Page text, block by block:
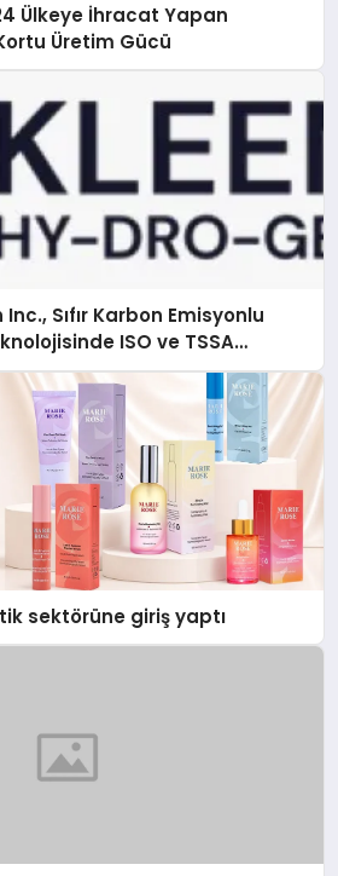
Ülkeye İhracat Yapan
Üretim Gücü
Sıfır Karbon Emisyonlu
ISO ve TSSA
Aldı
sektörüne giriş yaptı